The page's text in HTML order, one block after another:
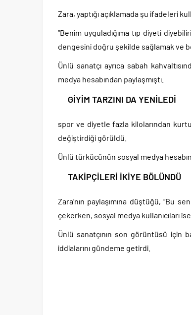
Zara, yaptığı açıklamada şu ifadeleri
“Benim uyguladığıma tıp diyeti
dengesini doğru şekilde sağlamak ve
Ünlü sanatçı ayrıca sabah
medya hesabından paylaşmıştı.
GİYİM TARZINI DA YENİLEDİ
spor ve diyetle fazla kilolarından
değiştirdiği görüldü.
Ünlü türkücünün sosyal medya
TAKİPÇİLERİ İKİYE BÖLÜNDÜ
Zara’nın paylaşımına düştüğü, “Bu
çekerken, sosyal medya kullanıcıları
Ünlü sanatçının son görüntüsü için
iddialarını gündeme getirdi.